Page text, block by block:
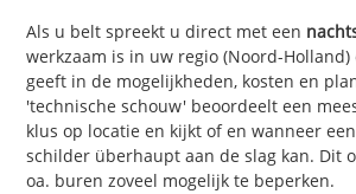
Als u belt spreekt u direct met een
werkzaam is in uw regio (Noord-
geeft in de mogelijkheden, kosten en
'technische schouw' beoordeelt een
klus op locatie en kijkt of en wanneer
schilder überhaupt aan de slag kan. Dit
oa. buren zoveel mogelijk te beperken.